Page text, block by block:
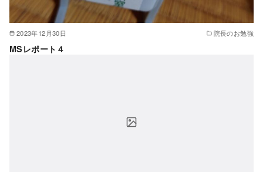
2023年12月30日 院長のお勉強
MSレポート４